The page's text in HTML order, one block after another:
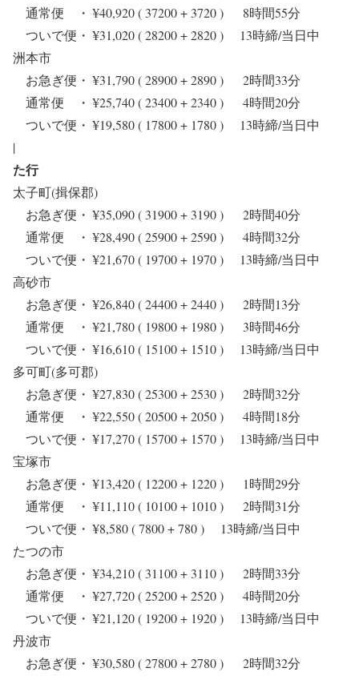
通常便 ・ ¥40,920 ( 37200 + 3720 ) 8時間55分
ついで便・ ¥31,020 ( 28200 + 2820 ) 13時締/当日中
洲本市
お急ぎ便・ ¥31,790 ( 28900 + 2890 ) 2時間33分
通常便 ・ ¥25,740 ( 23400 + 2340 ) 4時間20分
ついで便・ ¥19,580 ( 17800 + 1780 ) 13時締/当日中
|
た行
太子町(揖保郡)
お急ぎ便・ ¥35,090 ( 31900 + 3190 ) 2時間40分
通常便 ・ ¥28,490 ( 25900 + 2590 ) 4時間32分
ついで便・ ¥21,670 ( 19700 + 1970 ) 13時締/当日中
高砂市
お急ぎ便・ ¥26,840 ( 24400 + 2440 ) 2時間13分
通常便 ・ ¥21,780 ( 19800 + 1980 ) 3時間46分
ついで便・ ¥16,610 ( 15100 + 1510 ) 13時締/当日中
多可町(多可郡)
お急ぎ便・ ¥27,830 ( 25300 + 2530 ) 2時間32分
通常便 ・ ¥22,550 ( 20500 + 2050 ) 4時間18分
ついで便・ ¥17,270 ( 15700 + 1570 ) 13時締/当日中
宝塚市
お急ぎ便・ ¥13,420 ( 12200 + 1220 ) 1時間29分
通常便 ・ ¥11,110 ( 10100 + 1010 ) 2時間31分
ついで便・ ¥8,580 ( 7800 + 780 ) 13時締/当日中
たつの市
お急ぎ便・ ¥34,210 ( 31100 + 3110 ) 2時間33分
通常便 ・ ¥27,720 ( 25200 + 2520 ) 4時間20分
ついで便・ ¥21,120 ( 19200 + 1920 ) 13時締/当日中
丹波市
お急ぎ便・ ¥30,580 ( 27800 + 2780 ) 2時間32分